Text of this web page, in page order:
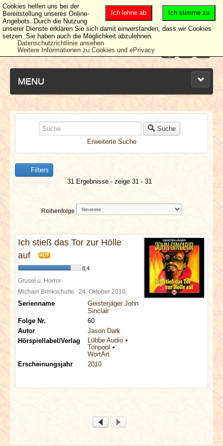
MENU
NEUESTE ARTIKEL
NEWS & DATES
BERICHTE
VERLOSUNGEN
SPECIALS
REDAKTION
LINKS
ARCHIV
Suche
Erweiterte Suche
Filters
31 Ergebnisse - zeige 31 - 31
Reihenfolge
Ich stieß das Tor zur Hölle
auf
HOT
8,4
Grusel u. Horror
Michael Brinkschulte 24. Oktober 2010
Serienname
Geisterjäger John
Sinclair
Folge Nr.
60
Autor
Jason Dark
Hörspiellabel/Verlag
Lübbe Audio
Tonpool
WortArt
Erscheinungsjahr
2010
Ich stimme zu
Ich lehne ab
Cookies helfen uns bei der
Bereitstellung unseres Online-
Angebots. Durch die Nutzung
unserer Dienste erklären Sie sich damit einverstanden, dass wir Cookies
setzen. Sie haben auch die Möglichkeit abzulehnen.
Datenschutzrichtlinie ansehen
Weitere Informationen zu Cookies und ePrivacy